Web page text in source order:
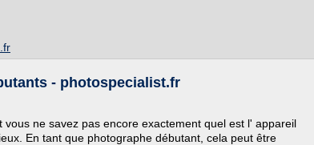
- photospecialist.fr
ne savez pas encore exactement quel est l' appareil
En tant que photographe débutant, cela peut être